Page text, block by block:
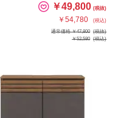
￥49,800 (税抜)
￥54,780
(税込)
通常価格 ￥47,800 (税抜)
￥52,580 (税込)